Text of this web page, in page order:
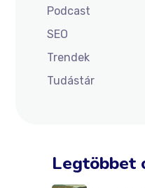
Podcast
SEO
Trendek
Tudástár
Legtöbbet